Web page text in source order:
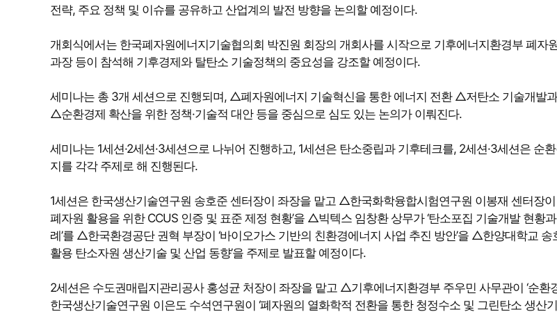
전략, 주요 정책 및 이슈를 공유하고 산업계의 발전 방향을 논의할 예정이다.
개회식에서는 한국폐자원에너지기술협의회 박진원 회장의 개회사를 시작으로 기후에너지환경부 폐자
과장 등이 참석해 기후경제와 탈탄소 기술정책의 중요성을 강조할 예정이다.
세미나는 총 3개 세션으로 진행되며, △폐자원에너지 기술혁신을 통한 에너지 전환 △저탄소 기술개발
△순환경제 확산을 위한 정책·기술적 대안 등을 중심으로 심도 있는 논의가 이뤄진다.
세미나는 1세션·2세션·3세션으로 나뉘어 진행하고, 1세션은 탄소중립과 기후테크를, 2세션·3세션은 순
지를 각각 주제로 해 진행된다.
1세션은 한국생산기술연구원 송호준 센터장이 좌장을 맡고 △한국화학융합시험연구원 이봉재 센터장이
폐자원 활용을 위한 CCUS 인증 및 표준 제정 현황’을 △빅텍스 임창환 상무가 ‘탄소포집 기술개발 현황
례’를 △한국환경공단 권혁 부장이 ‘바이오가스 기반의 친환경에너지 사업 추진 방안’을 △한양대학교 송
활용 탄소자원 생산기술 및 산업 동향’을 주제로 발표할 예정이다.
2세션은 수도권매립지관리공사 홍성균 처장이 좌장을 맡고 △기후에너지환경부 주우민 사무관이 ‘순환
한국생산기술연구원 이은도 수석연구원이 ‘폐자원의 열화학적 전환을 통한 청정수소 및 그린탄소 생산